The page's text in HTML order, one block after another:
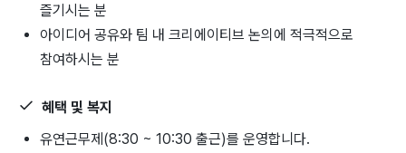
즐기시는 분
아이디어 공유와 팀 내 크리에이티브 논의에 적극적으로
참여하시는 분
혜택 및 복지
유연근무제(8:30 ~ 10:30 출근)를 운영합니다.